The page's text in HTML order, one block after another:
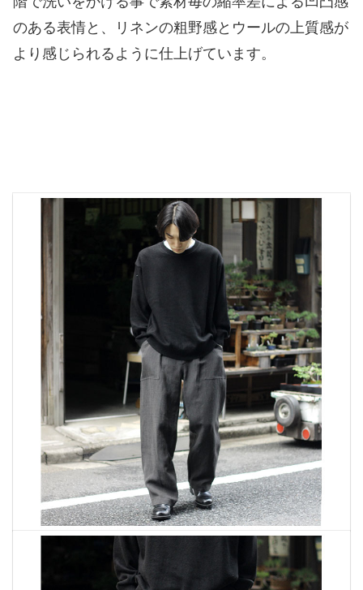
のある表情と、リネンの粗野感とウールの上質感が
より感じられるように仕上げています。